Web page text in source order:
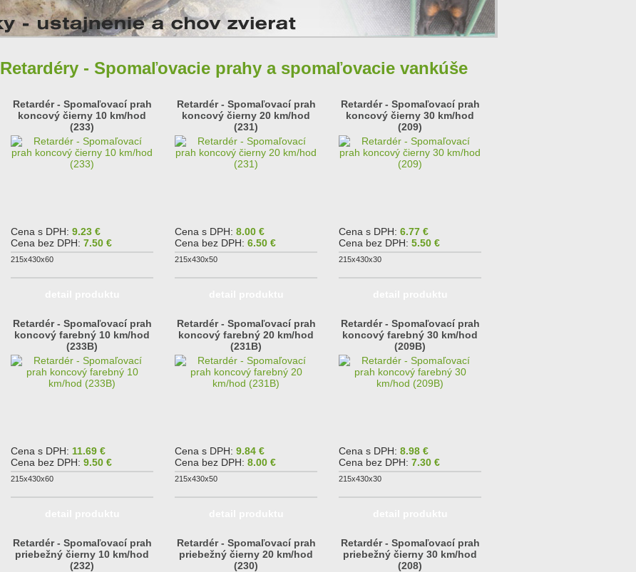
Retardéry - Spomaľovacie prahy a spomaľovacie vankúše
Retardér - Spomaľovací prah
koncový čierny 10 km/hod
(233)
Cena s DPH: 9.23 €
Cena bez DPH: 7.50 €
215x430x60
Retardér - Spomaľovací prah
koncový čierny 20 km/hod
(231)
Cena s DPH: 8.00 €
Cena bez DPH: 6.50 €
215x430x50
Retardér - Spomaľovací prah
koncový čierny 30 km/hod
(209)
Cena s DPH: 6.77 €
Cena bez DPH: 5.50 €
215x430x30
Retardér - Spomaľovací prah
koncový farebný 10 km/hod
(233B)
Cena s DPH: 11.69 €
Cena bez DPH: 9.50 €
215x430x60
Retardér - Spomaľovací prah
koncový farebný 20 km/hod
(231B)
Cena s DPH: 9.84 €
Cena bez DPH: 8.00 €
215x430x50
Retardér - Spomaľovací prah
koncový farebný 30 km/hod
(209B)
Cena s DPH: 8.98 €
Cena bez DPH: 7.30 €
215x430x30
Retardér - Spomaľovací prah
priebežný čierny 10 km/hod
(232)
Retardér - Spomaľovací prah
priebežný čierny 20 km/hod
(230)
Retardér - Spomaľovací prah
priebežný čierny 30 km/hod
(208)